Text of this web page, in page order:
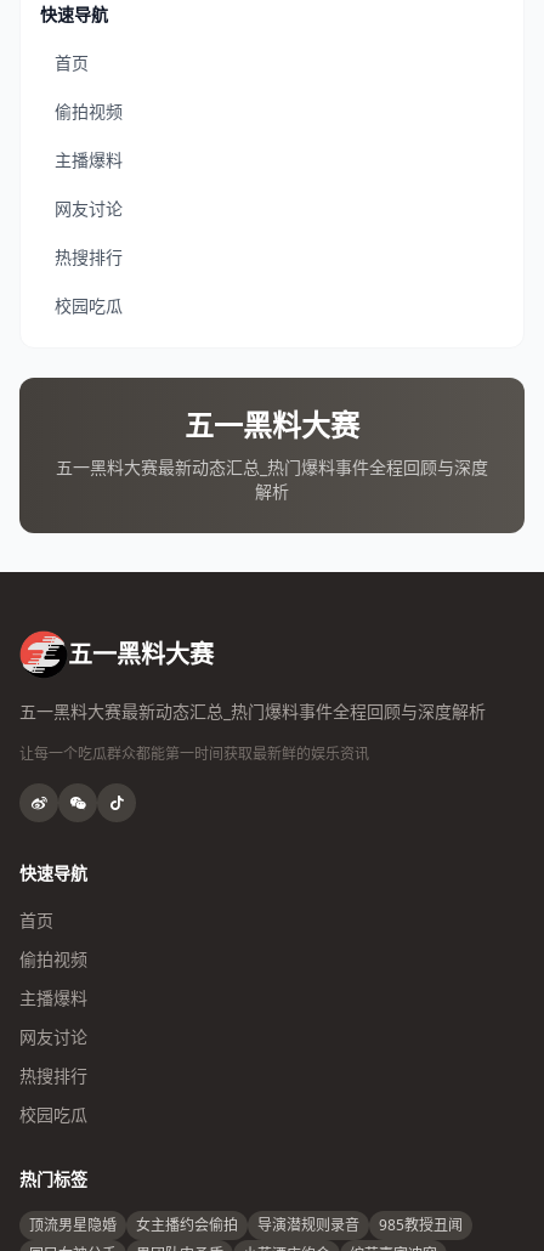
快速导航
首页
偷拍视频
主播爆料
网友讨论
热搜排行
校园吃瓜
五一黑料大赛
五一黑料大赛最新动态汇总_热门爆料事件全程回顾与深度
解析
五一黑料大赛
五一黑料大赛最新动态汇总_热门爆料事件全程回顾与深度解析
让每一个吃瓜群众都能第一时间获取最新鲜的娱乐资讯
快速导航
首页
偷拍视频
主播爆料
网友讨论
热搜排行
校园吃瓜
热门标签
顶流男星隐婚 女主播约会偷拍 导演潜规则录音
985教授丑闻